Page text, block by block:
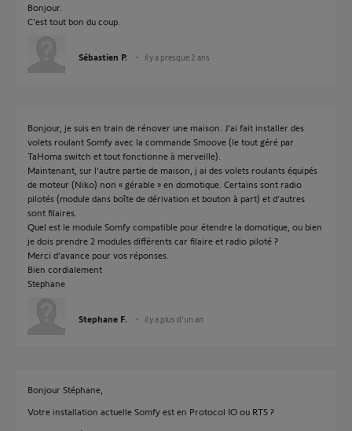
Bonjour.
C'est tout bon du coup.
Sébastien P. il y a presque 2 ans
Bonjour, je suis en train de rénover une maison. J’ai fait installer des
volets roulant Somfy avec la commande Smoove (le tout géré par
TaHoma switch et tout fonctionne à merveille).
Maintenant, sur l’autre partie de maison, j ai des volets roulants équipés
de moteur (Niko) non « gérable » en domotique. Certains sont radio
pilotés (module dans boîte de dérivation et bouton à part) et d’autres
sont filaires.
Quel est le module Somfy compatible pour étendre la domotique, ou bien
je dois prendre 2 modules différents car filaire et radio piloté ?
Merci d’avance pour vos réponses.
Bien cordialement
Stephane
Stephane F. il y a plus d'un an
Bonjour Stéphane,
Votre installation actuelle Somfy est en Protocol IO ou RTS ?